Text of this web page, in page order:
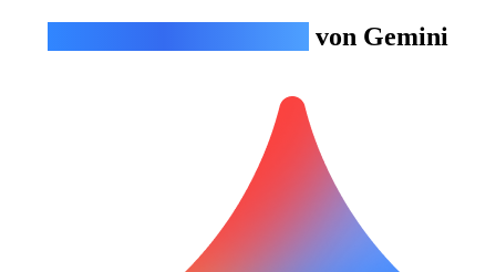
von Gemini